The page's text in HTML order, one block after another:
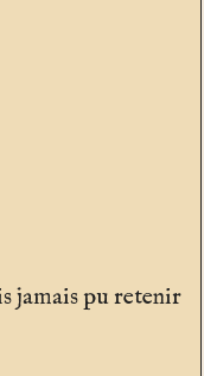
jamais pu retenir